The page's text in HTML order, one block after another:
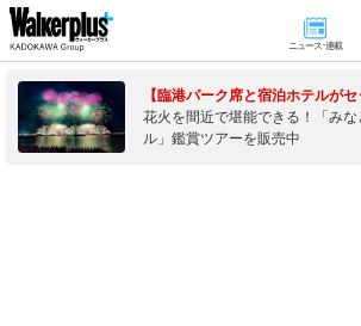
ニュース･連載
【臨港パーク席と宿泊ホテルがセ
花火を間近で堪能できる！「み
ル」鑑賞ツアーを販売中